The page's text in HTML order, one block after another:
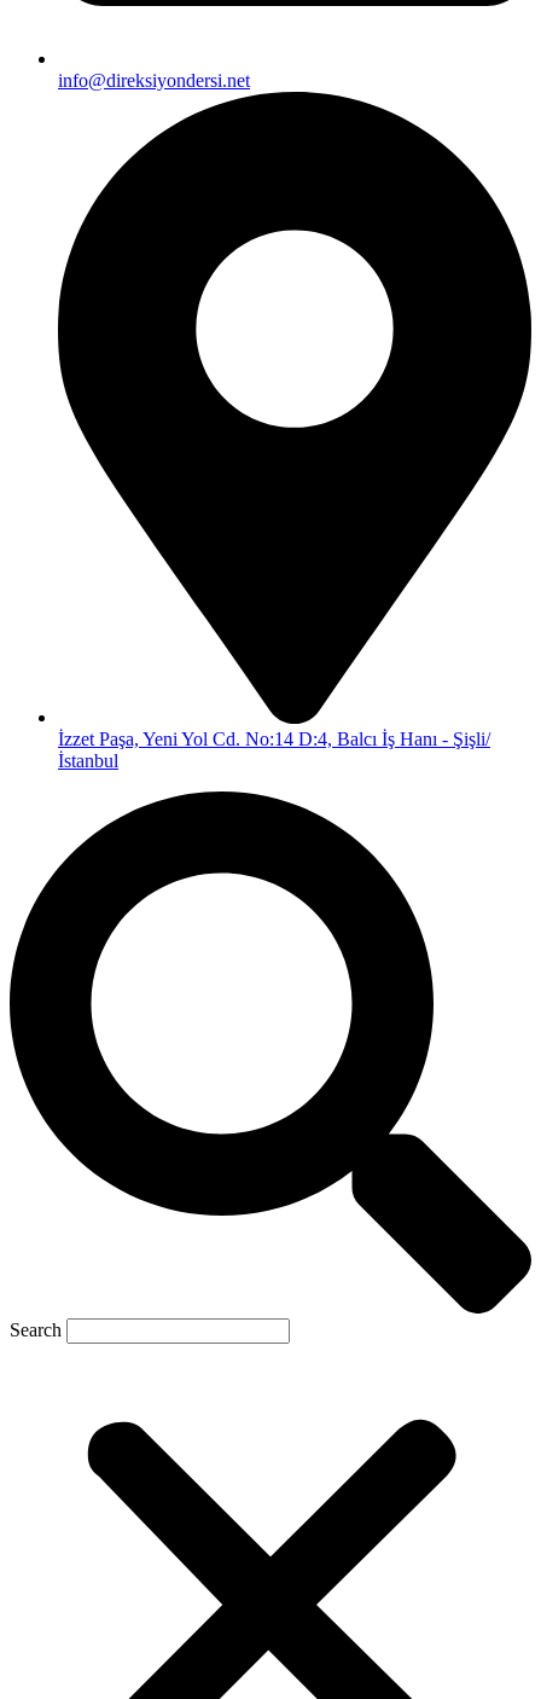
info@direksiyondersi.net
İzzet Paşa, Yeni Yol Cd. No:14 D:4, Balcı İş Hanı - Şişli/
İstanbul
Search